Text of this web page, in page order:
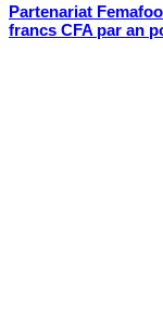
Partenariat
francs CFA par an